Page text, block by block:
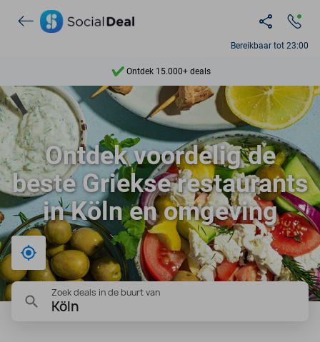
Bereikbaar tot 23:00
Ontdek 15.000+ deals
7 dagen per week beschikbaar
10+ miljoen leden
9,4
Ontdek 15.000+ deals
Ontdek voordelig de
beste Griekse restaurants
in Köln en omgeving
Bij mij in de buurt
Zoek deals in de buurt van
Köln